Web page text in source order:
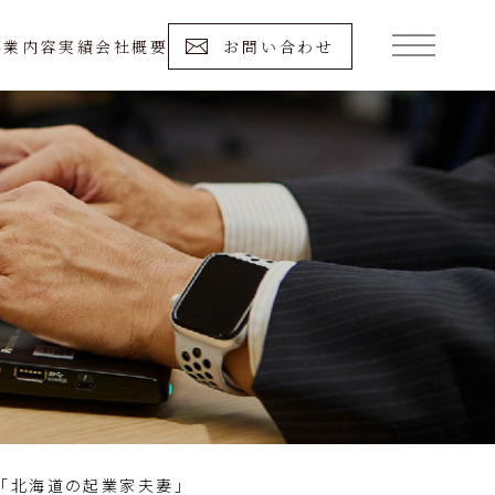
業内容実績会社概要 お問い合わせ
「北海道の起業家夫妻」